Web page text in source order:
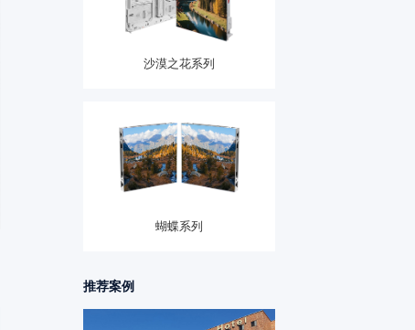
沙漠之花系列
蝴蝶系列
推荐案例